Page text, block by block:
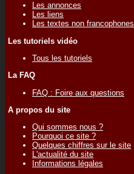
Les annonces
Les liens
Les textes non francophones
Les tutoriels vidéo
Tous les tutoriels
La FAQ
FAQ : Foire aux questions
A propos du site
Qui sommes nous ?
Pourquoi ce site ?
Quelques chiffres sur le site
L'actualité du site
Informations légales